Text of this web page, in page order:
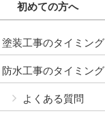
初めての方へ
塗装工事のタイミング
防水工事のタイミング
よくある質問